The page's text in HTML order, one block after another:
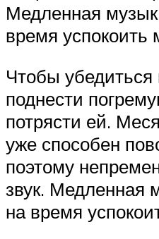
Медленная
время
Чтобы убедиться
поднести
потрясти ей.
уже способен
поэтому
звук. Медленная
на время